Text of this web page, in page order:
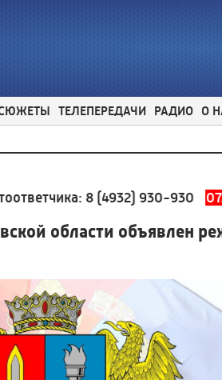
ТЕЛЕПЕРЕДАЧИ РАДИО О
8 (4932) 930-930 07.08.2026
области объявлен